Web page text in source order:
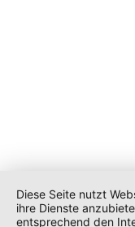
Diese Seite nutzt
ihre Dienste
entsprechend den